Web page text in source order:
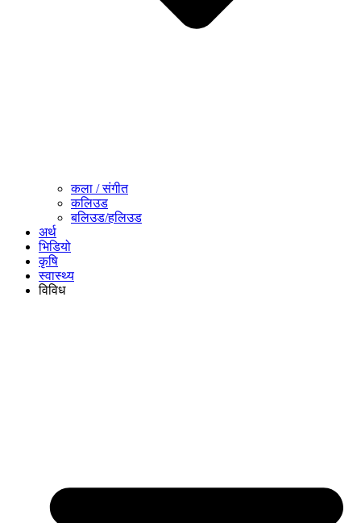
कला / संगीत​
कलिउड
बलिउड/हलिउड
अर्थ
भिडियो
कृषि
स्वास्थ्य
विविध